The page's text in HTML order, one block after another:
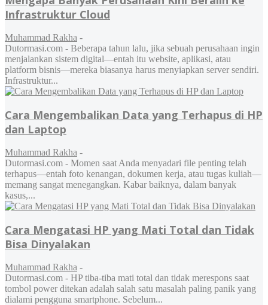
Infrastruktur Cloud
Muhammad Rakha -
Dutormasi.com - Beberapa tahun lalu, jika sebuah perusahaan ingin
menjalankan sistem digital—entah itu website, aplikasi, atau
platform bisnis—mereka biasanya harus menyiapkan server sendiri.
Infrastruktur...
Cara Mengembalikan Data yang Terhapus di HP
dan Laptop
Muhammad Rakha -
Dutormasi.com - Momen saat Anda menyadari file penting telah
terhapus—entah foto kenangan, dokumen kerja, atau tugas kuliah—
memang sangat menegangkan. Kabar baiknya, dalam banyak
kasus,...
Cara Mengatasi HP yang Mati Total dan Tidak
Bisa Dinyalakan
Muhammad Rakha -
Dutormasi.com - HP tiba-tiba mati total dan tidak merespons saat
tombol power ditekan adalah salah satu masalah paling panik yang
dialami pengguna smartphone. Sebelum...